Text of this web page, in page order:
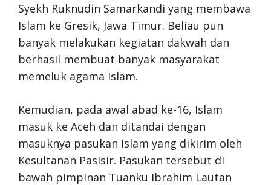
Syekh Ruknudin Samarkandi yang membawa
Islam ke Gresik, Jawa Timur. Beliau pun
banyak melakukan kegiatan dakwah dan
berhasil membuat banyak masyarakat
memeluk agama Islam.
Kemudian, pada awal abad ke-16, Islam
masuk ke Aceh dan ditandai dengan
masuknya pasukan Islam yang dikirim oleh
Kesultanan Pasisir. Pasukan tersebut di
bawah pimpinan Tuanku Ibrahim Lautan